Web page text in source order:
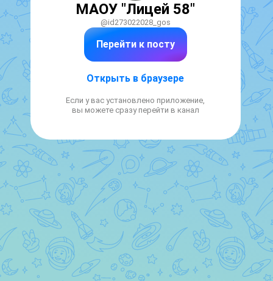
МАОУ "Лицей 58"
@id273022028_gos
Перейти к посту
Открыть в браузере
Если у вас установлено приложение,
вы можете сразу перейти в канал